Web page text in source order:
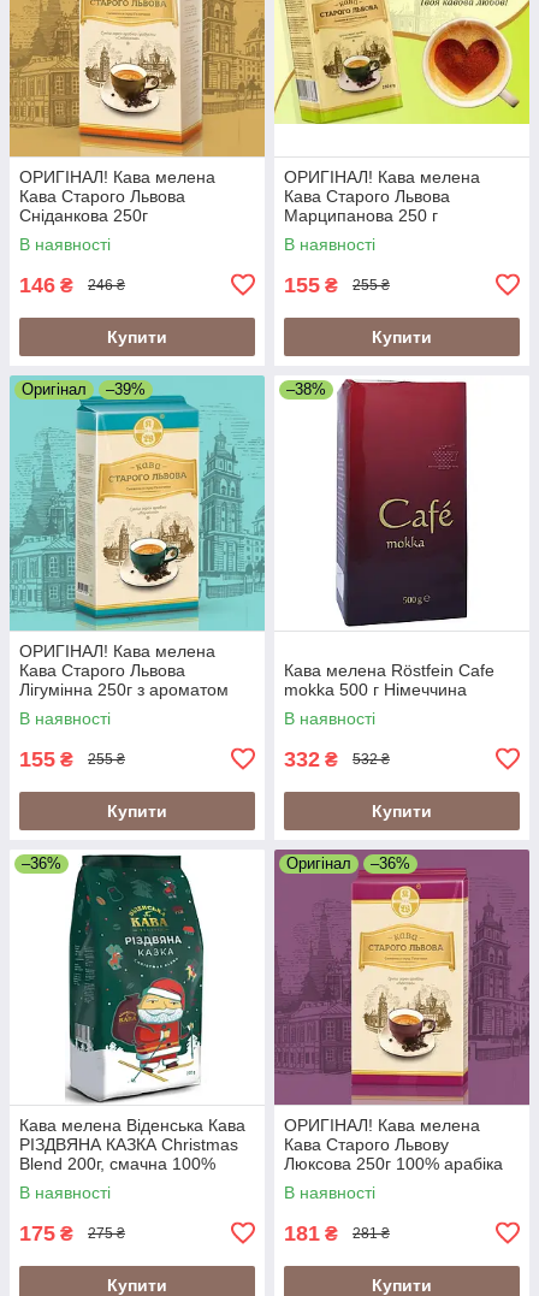
ОРИГІНАЛ! Кава мелена
Кава Старого Львова
Сніданкова 250г
В наявності
146 ₴ 246 ₴
Купити
ОРИГІНАЛ! Кава мелена
Кава Старого Львова
Марципанова 250 г
В наявності
155 ₴ 255 ₴
Купити
Оригінал –39%
ОРИГІНАЛ! Кава мелена
Кава Старого Львова
Лігумінна 250г з ароматом
ірландського віскі
В наявності
155 ₴ 255 ₴
Купити
–38%
Кава мелена Röstfein Cafe
mokka 500 г Німеччина
В наявності
332 ₴ 532 ₴
Купити
–36%
Кава мелена Віденська Кава
РІЗДВЯНА КАЗКА Christmas
Blend 200г, смачна 100%
арабіка
В наявності
175 ₴ 275 ₴
Купити
Оригінал –36%
ОРИГІНАЛ! Кава мелена
Кава Старого Львову
Люксова 250г 100% арабіка
В наявності
181 ₴ 281 ₴
Купити